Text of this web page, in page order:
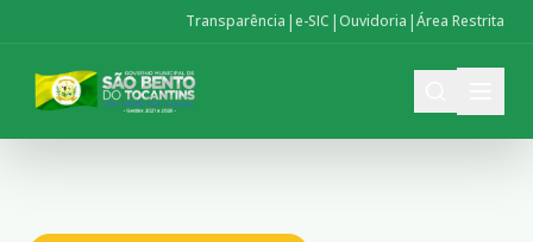
Transparência |e-SIC |Ouvidoria |Área Restrita